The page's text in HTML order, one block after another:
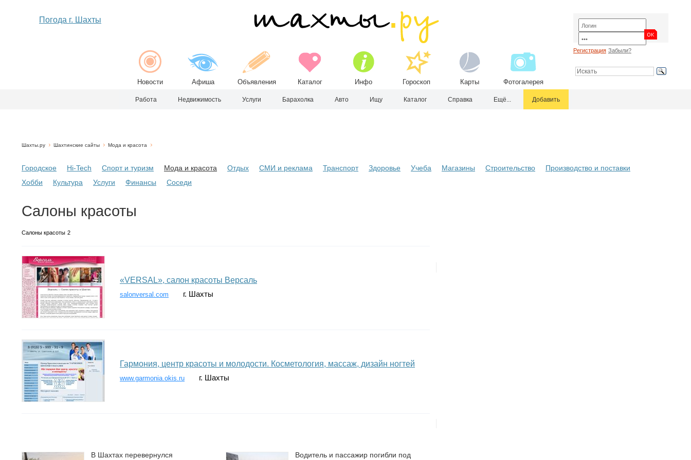
Погода г. Шахты
Новости Афиша Объявления Каталог Инфо Гороскоп Карты Фотогалерея
Регистрация Забыли?
Работа Недвижимость Услуги Барахолка Авто Ищу Каталог Справка Ещё... Добавить
Шахты.ру Шахтинские сайты Мода и красота
Городское Hi-Tech Спорт и туризм Мода и красота Отдых СМИ и реклама Транспорт Здоровье Учеба Магазины Строительство
Производство и поставки
Хобби
Культура Услуги Финансы Соседи
Салоны красоты
Салоны красоты 2
«VERSAL», салон красоты Версаль
salonversal.com г. Шахты
Гармония, центр красоты и молодости. Косметология, массаж, дизайн ногтей
www.garmonia.okis.ru г. Шахты
В Шахтах перевернулся Водитель и пассажир погибли под